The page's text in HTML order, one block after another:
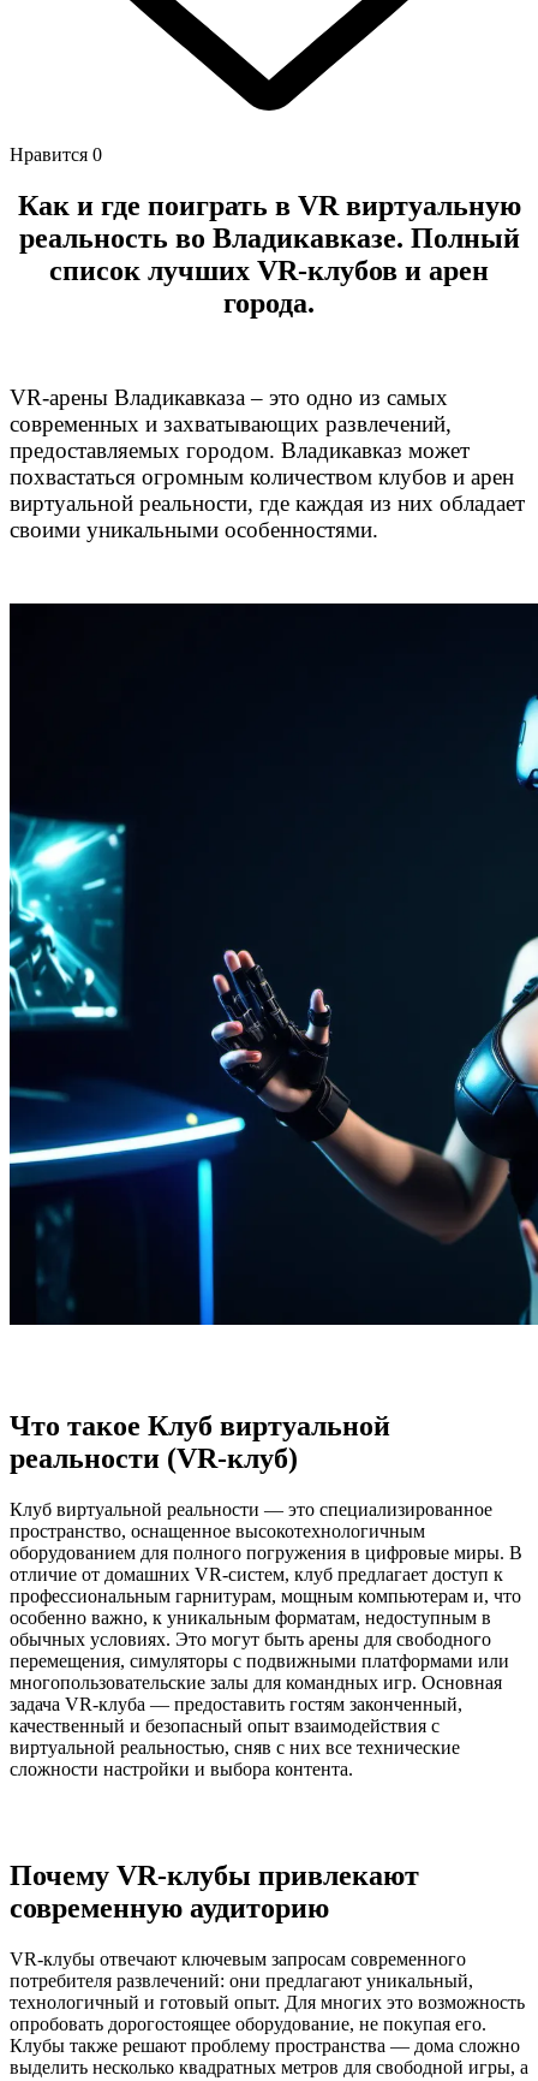
Нравится 0
Как и где поиграть в VR виртуальную
реальность во Владикавказе. Полный
список лучших VR-клубов и арен
города.
VR-арены Владикавказа – это одно из самых
современных и захватывающих развлечений,
предоставляемых городом. Владикавказ может
похвастаться огромным количеством клубов и арен
виртуальной реальности, где каждая из них обладает
своими уникальными особенностями.
Что такое Клуб виртуальной
реальности (VR-клуб)
Клуб виртуальной реальности — это специализированное
пространство, оснащенное высокотехнологичным
оборудованием для полного погружения в цифровые миры. В
отличие от домашних VR-систем, клуб предлагает доступ к
профессиональным гарнитурам, мощным компьютерам и, что
особенно важно, к уникальным форматам, недоступным в
обычных условиях. Это могут быть арены для свободного
перемещения, симуляторы с подвижными платформами или
многопользовательские залы для командных игр. Основная
задача VR-клуба — предоставить гостям законченный,
качественный и безопасный опыт взаимодействия с
виртуальной реальностью, сняв с них все технические
сложности настройки и выбора контента.
Почему VR-клубы привлекают
современную аудиторию
VR-клубы отвечают ключевым запросам современного
потребителя развлечений: они предлагают уникальный,
технологичный и готовый опыт. Для многих это возможность
опробовать дорогостоящее оборудование, не покупая его.
Клубы также решают проблему пространства — дома сложно
выделить несколько квадратных метров для свободной игры, а